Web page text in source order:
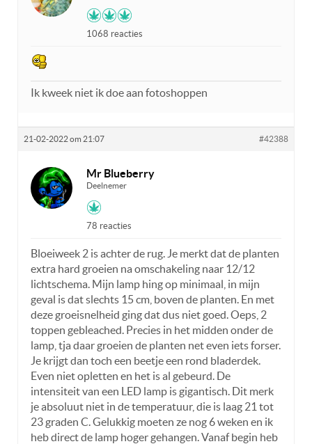
1068 reacties
Ik kweek niet ik doe aan fotoshoppen
21-02-2022 om 21:07 #42388
Mr Blueberry
Deelnemer
78 reacties
Bloeiweek 2 is achter de rug. Je merkt dat de planten
extra hard groeien na omschakeling naar 12/12
lichtschema. Mijn lamp hing op minimaal, in mijn
geval is dat slechts 15 cm, boven de planten. En met
deze groeisnelheid ging dat dus niet goed. Oeps, 2
toppen gebleached. Precies in het midden onder de
lamp, tja daar groeien de planten net even iets forser.
Je krijgt dan toch een beetje een rond bladerdek.
Even niet opletten en het is al gebeurd. De
intensiteit van een LED lamp is gigantisch. Dit merk
je absoluut niet in de temperatuur, die is laag 21 tot
23 graden C. Gelukkig moeten ze nog 6 weken en ik
heb direct de lamp hoger gehangen. Vanaf begin heb